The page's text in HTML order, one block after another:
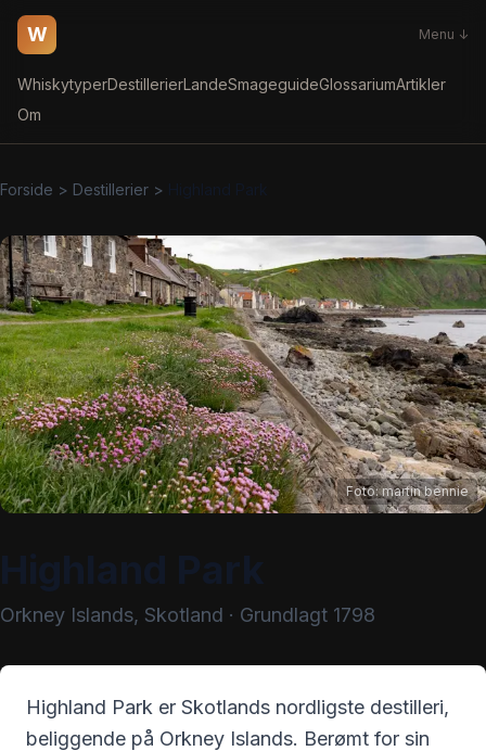
W Menu ↓
WhiskytyperDestillerierLandeSmageguideGlossariumArtikler
Om
Forside > Destillerier >
Foto:martin bennie
Orkney Islands, Skotland · Grundlagt 1798
Highland Park er Skotlands nordligste destilleri,
beliggende på Orkney Islands. Berømt for sin